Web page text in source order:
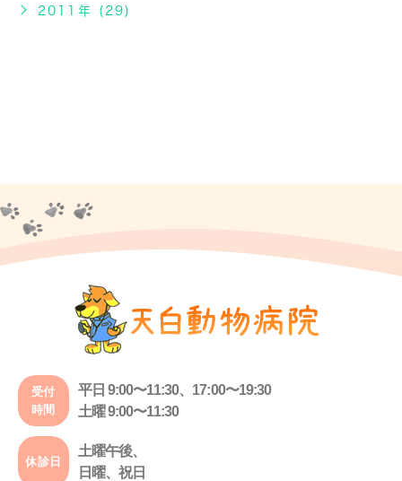
2011年 (29)
受付
時間
平日 9:00〜11:30、17:00〜19:30
土曜 9:00〜11:30
休診日
土曜午後、
日曜、祝日